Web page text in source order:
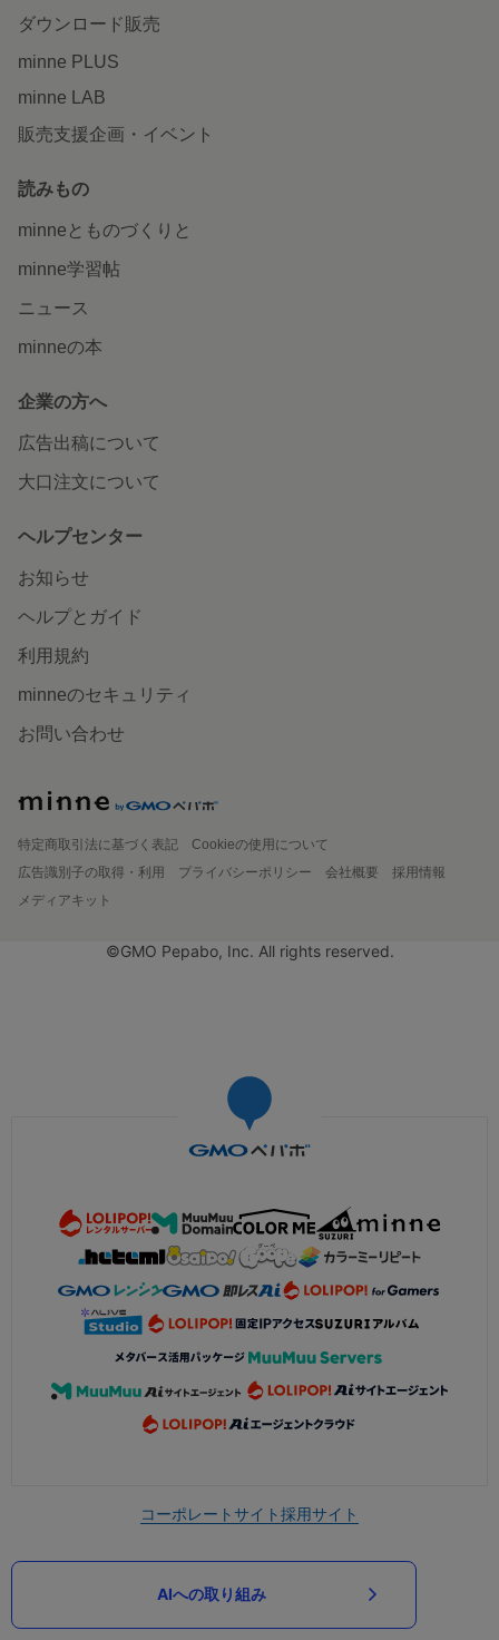
ダウンロード販売
minne PLUS
minne LAB
販売支援企画・イベント
読みもの
minneとものづくりと
minne学習帖
ニュース
minneの本
企業の方へ
広告出稿について
大口注文について
ヘルプセンター
お知らせ
ヘルプとガイド
利用規約
minneのセキュリティ
お問い合わせ
特定商取引法に基づく表記
Cookieの使用について
広告識別子の取得・利用
プライバシーポリシー 会社概要
採用情報
メディアキット
©GMO Pepabo, Inc. All rights reserved.
コーポレートサイト採用サイト
AIへの取り組み